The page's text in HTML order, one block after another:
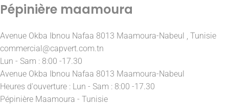
Pépinière maamoura
Avenue Okba Ibnou Nafaa 8013 Maamoura-Nabeul , Tunisie
commercial@capvert.com.tn
Lun - Sam : 8:00 -17.30
Avenue Okba Ibnou Nafaa 8013 Maamoura-Nabeul
Heures d'ouverture : Lun - Sam : 8:00 -17.30
Pépinière Maamoura - Tunisie